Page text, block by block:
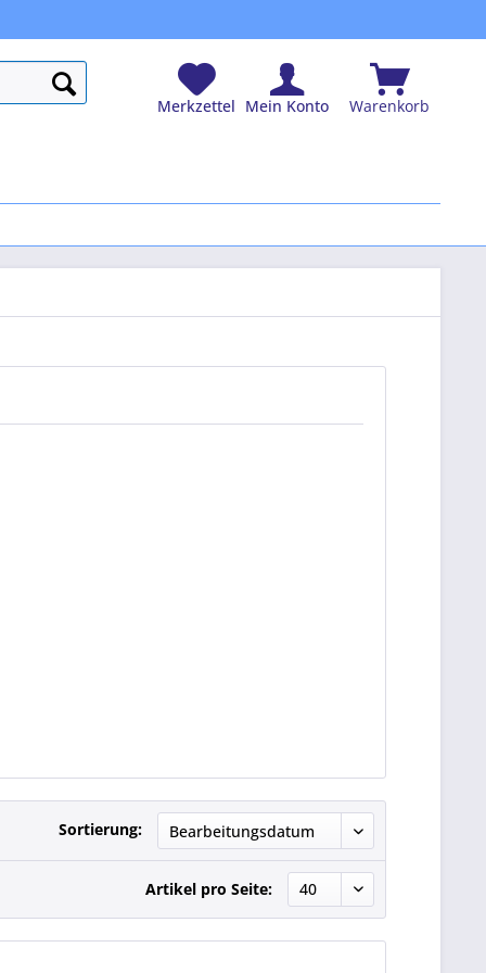
Merkzettel Mein Konto Warenkorb
Sortierung:
Artikel pro Seite: